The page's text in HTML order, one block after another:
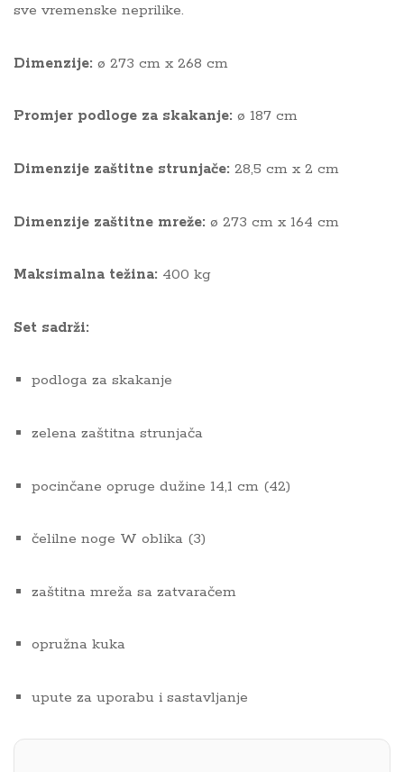
sve vremenske neprilike.
Dimenzije: ø 273 cm x 268 cm
Promjer podloge za skakanje: ø 187 cm
Dimenzije zaštitne strunjače: 28,5 cm x 2 cm
Dimenzije zaštitne mreže: ø 273 cm x 164 cm
Maksimalna težina: 400 kg
Set sadrži:
podloga za skakanje
zelena zaštitna strunjača
pocinčane opruge dužine 14,1 cm (42)
čelilne noge W oblika (3)
zaštitna mreža sa zatvaračem
opružna kuka
upute za uporabu i sastavljanje